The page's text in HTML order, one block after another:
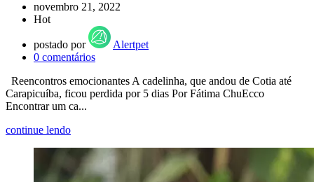
novembro 21, 2022
Hot
postado por
Alertpet
0 comentários
Reencontros emocionantes A cadelinha, que andou de Cotia até
Carapicuíba, ficou perdida por 5 dias Por Fátima ChuEcco
Encontrar um ca...
continue lendo